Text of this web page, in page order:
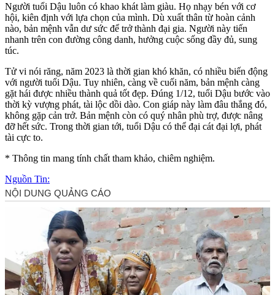
Người tuổi Dậu luôn có khao khát làm giàu. Họ nhạy bén với cơ
hội, kiên định với lựa chọn của mình. Dù xuất thân từ hoàn cảnh
nào, bản mệnh vẫn dư sức để trở thành đại gia. Người này tiến
nhanh trên con đường công danh, hưởng cuộc sống đầy đủ, sung
túc.
Tử vi nói răng, năm 2023 là thời gian khó khăn, có nhiều biến động
với người tuổi Dậu. Tuy nhiên, càng về cuối năm, bản mệnh càng
gặt hái được nhiều thành quả tốt đẹp. Đúng 1/12, tuổi Dậu bước vào
thời kỳ vượng phát, tài lộc dồi dào. Con giáp này làm đâu thắng đó,
không gặp cản trở. Bản mệnh còn có quý nhân phù trợ, được nâng
đỡ hết sức. Trong thời gian tới, tuổi Dậu có thể đại cát đại lợi, phát
tài cực to.
* Thông tin mang tính chất tham khảo, chiêm nghiệm.
Nguồn Tin: